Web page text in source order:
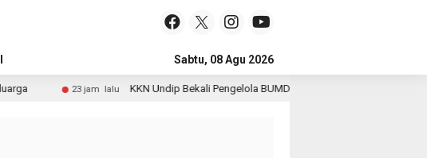
Sabtu, 08 Agu 2026
KKN Undip Bekali Pengelola BUMDes Dalangan dengan Pola Pikir Inovatif